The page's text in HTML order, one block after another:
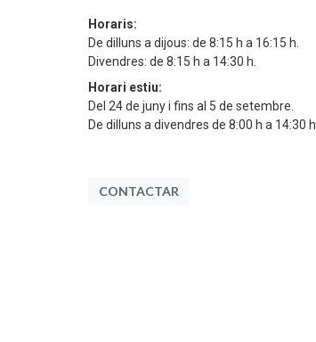
Horaris:
De dilluns a dijous: de 8:15 h a 16:15 h.
Divendres: de 8:15 h a 14:30 h.
Horari estiu:
Del 24 de juny i fins al 5 de setembre.
De dilluns a divendres de 8:00 h a 14:30 h.
CONTACTAR